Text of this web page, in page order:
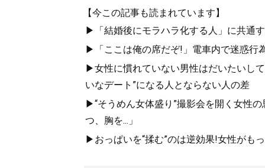
【今この記事も読まれています】
▶「結婚後にモラハラ化する人」に共通
▶「ここは俺の席だぞ!」電車内で迷惑行
▶女性に慣れていない男性はだいたいし
いなデート”になる人とならない人の差
▶“そうめん女体盛り”撮影会を開く女性
つ、胸を...」
▶おっぱいを“揉む”のは逆効果!女性がも